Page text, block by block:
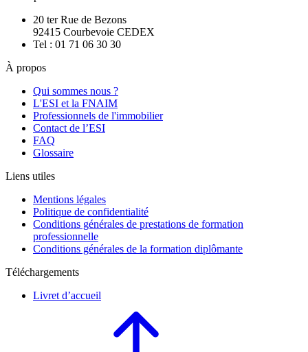
20 ter Rue de Bezons
92415 Courbevoie CEDEX
Tel : 01 71 06 30 30
À propos
Qui sommes nous ?
L'ESI et la FNAIM
Professionnels de l'immobilier
Contact de l’ESI
FAQ
Glossaire
Liens utiles
Mentions légales
Politique de confidentialité
Conditions générales de prestations de formation
professionnelle
Conditions générales de la formation diplômante
Téléchargements
Livret d’accueil